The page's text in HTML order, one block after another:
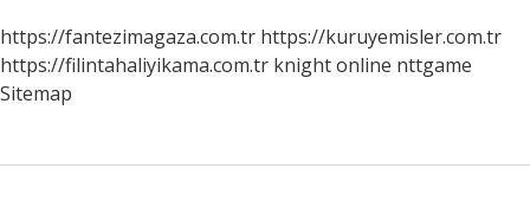
https://fantezimagaza.com.tr https://kuruyemisler.com.tr
https://filintahaliyikama.com.tr knight online nttgame
Sitemap